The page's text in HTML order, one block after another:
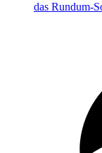
das Rundum-